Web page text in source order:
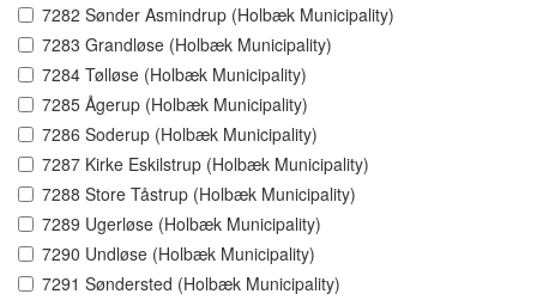
7282 Sønder Asmindrup (Holbæk Municipality)
7283 Grandløse (Holbæk Municipality)
7284 Tølløse (Holbæk Municipality)
7285 Ågerup (Holbæk Municipality)
7286 Soderup (Holbæk Municipality)
7287 Kirke Eskilstrup (Holbæk Municipality)
7288 Store Tåstrup (Holbæk Municipality)
7289 Ugerløse (Holbæk Municipality)
7290 Undløse (Holbæk Municipality)
7291 Søndersted (Holbæk Municipality)